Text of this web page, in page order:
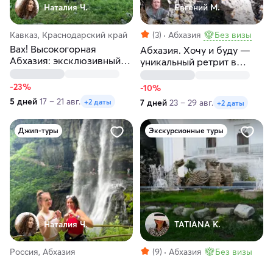
Наталия Ч.
Кавказ, Краснодарский край
Вах! Высокогорная
Абхазия: эксклюзивный
маршрут
-23%
5 дней 17 – 21 авг. +2 даты
Евгений М.
(3) Абхазия Без визы
Абхазия. Хочу и буду —
уникальный ретрит в
горах у моря
-10%
7 дней 23 – 29 авг. +2 даты
Джип-туры
Наталия Ч.
Россия, Абхазия
Экскурсионные туры
TATIANA K.
(9) Абхазия Без визы